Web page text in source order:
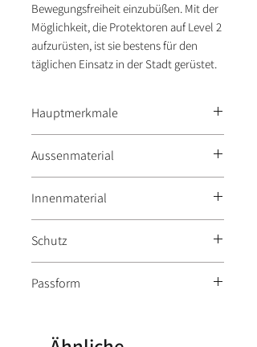
Bewegungsfreiheit einzubüßen. Mit der
Möglichkeit, die Protektoren auf Level 2
aufzurüsten, ist sie bestens für den
täglichen Einsatz in der Stadt gerüstet.
Hauptmerkmale
urbanen Stil
Körperbetonter, elastischer
Schnitt
Dehnbares, robustes Material für
optimale Bewegungsfreiheit
Aussenmaterial
Cordura, Baumwolle und
Polyester für erhöhte
Abriebfestigkeit
Innenmaterial
Gewebestruktur für Tragekomfort
und Sicherheit
Schutz
Protektoren an Knien und Hüften
Passform
touringorientierte Passform: